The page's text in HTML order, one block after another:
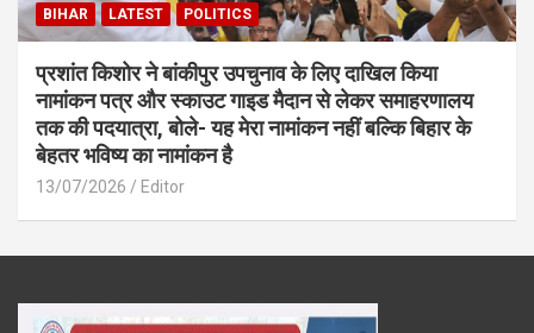
BIHAR LATEST POLITICS
प्रशांत किशोर ने बांकीपुर उपचुनाव के लिए दाखिल किया
नामांकन पत्र और स्काउट गाइड मैदान से लेकर समाहरणालय
तक की पदयात्रा, बोले- यह मेरा नामांकन नहीं बल्कि बिहार के
बेहतर भविष्य का नामांकन है
13/07/2026 Editor